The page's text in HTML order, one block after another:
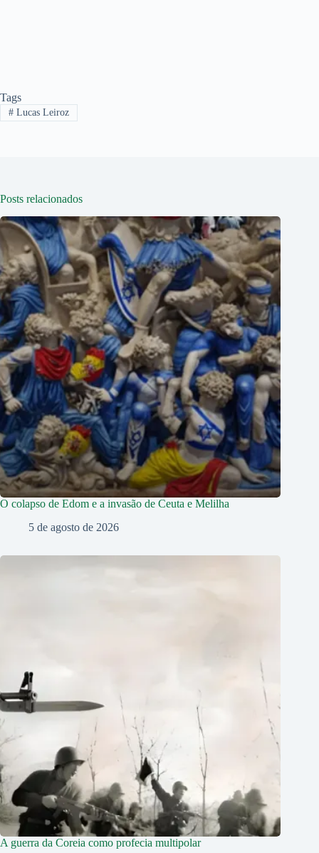
Tags
#Lucas Leiroz
Posts relacionados
O colapso de Edom e a invasão de Ceuta e Melilha
5 de agosto de 2026
A guerra da Coreia como profecia multipolar